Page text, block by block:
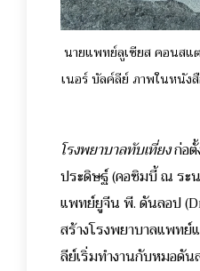
นายแพทย์ลูเซียส คอนสแ
เนอร์ บัลค์ลีย์ ภาพในหนัง
โรงพยาบาลทับเที่ยงก่อ
ประดิษฐ์ (คอซิมบี้ ณ ระ
แพทย์ยูจีน พี. ดันลอป
สร้างโรงพยาบาลแพท
ลีย์เริ่มทำงานกับหมอดั